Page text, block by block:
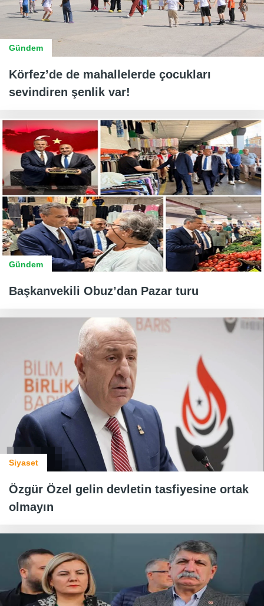
Gündem
Körfez’de de mahallelerde çocukları
sevindiren şenlik var!
Gündem
Başkanvekili Obuz’dan Pazar turu
Siyaset
Özgür Özel gelin devletin tasfiyesine ortak
olmayın